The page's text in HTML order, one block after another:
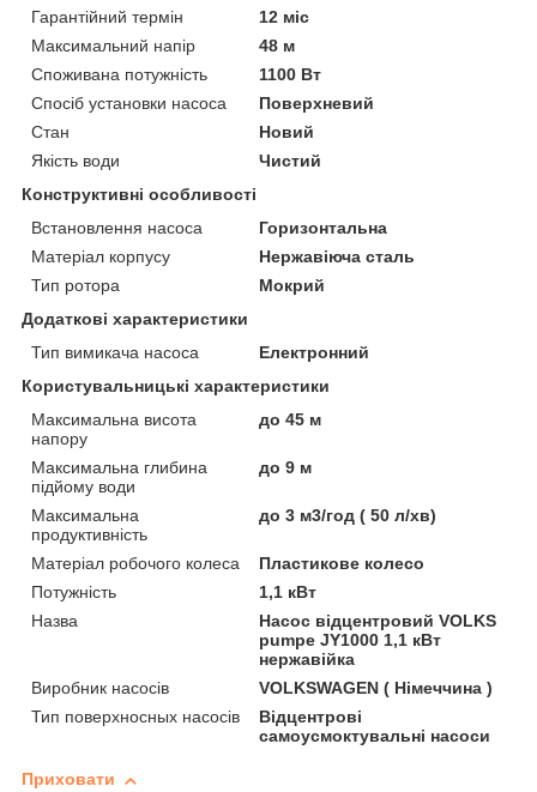
Гарантійний термін
12 міс
Максимальний напір
48 м
Споживана потужність
1100 Вт
Спосіб установки насоса
Поверхневий
Стан
Новий
Якість води
Чистий
Конструктивні особливості
Встановлення насоса
Горизонтальна
Матеріал корпусу
Нержавіюча сталь
Тип ротора
Мокрий
Додаткові характеристики
Тип вимикача насоса
Електронний
Користувальницькі характеристики
Максимальна висота
напору
до 45 м
Максимальна глибина
підйому води
до 9 м
Максимальна
продуктивність
до 3 м3/год ( 50 л/хв)
Матеріал робочого колеса
Пластикове колесо
Потужність
1,1 кВт
Назва
Насос відцентровий VOLKS
pumpe JY1000 1,1 кВт
нержавійка
Виробник насосів
VOLKSWAGEN ( Німеччина )
Тип поверхносных насосів
Відцентрові
самоусмоктувальні насоси
Приховати